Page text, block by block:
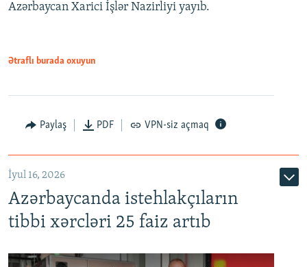
Azərbaycan Xarici İşlər Nazirliyi yayıb.
Ətraflı burada oxuyun
Paylaş PDF VPN-siz açmaq
İyul 16, 2026
Azərbaycanda istehlakçıların
tibbi xərcləri 25 faiz artıb